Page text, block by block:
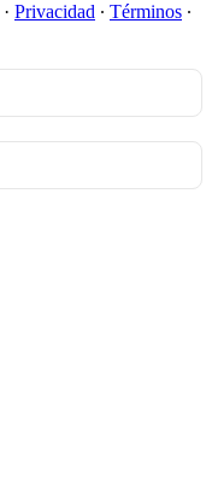
· Privacidad ∙ Términos ∙